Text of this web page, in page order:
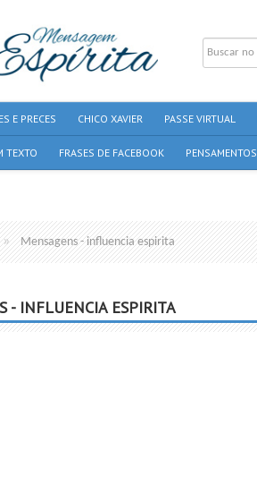
E PRECES CHICO XAVIER PASSE VIRTUAL
TEXTO FRASES DE FACEBOOK PENSAMENTOS
Mensagens - influencia espirita
- INFLUENCIA ESPIRITA